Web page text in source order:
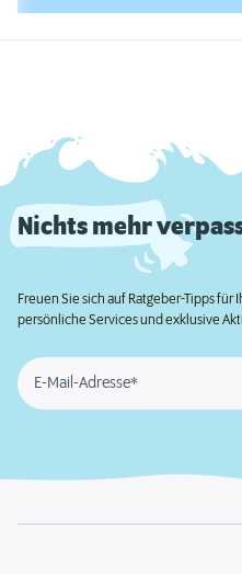
Nichts mehr
Freuen Sie sich auf Ratgeber-Tipps
persönliche Services und exklusive
E-Mail-Adresse*